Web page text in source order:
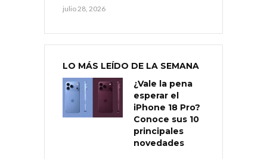
julio 28, 2026
LO MÁS LEÍDO DE LA SEMANA
¿Vale la pena
esperar el
iPhone 18 Pro?
Conoce sus 10
principales
novedades